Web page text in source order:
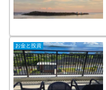
お金と投資